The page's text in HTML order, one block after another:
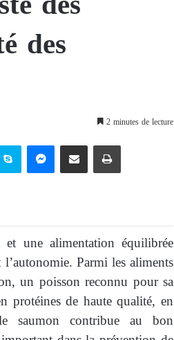
des
2 minutes de lecture
une alimentation équilibrée
Parmi les aliments
un poisson reconnu pour sa
protéines de haute qualité, en
saumon contribue au bon